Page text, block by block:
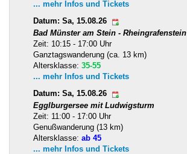
... mehr Infos und Tickets
Datum: Sa, 15.08.26
Bad Münster am Stein - Rheingrafenstein
Zeit: 10:15 - 17:00 Uhr
Ganztagswanderung (ca. 13 km)
Altersklasse: 35-55
... mehr Infos und Tickets
Datum: Sa, 15.08.26
Egglburgersee mit Ludwigsturm
Zeit: 11:00 - 17:00 Uhr
Genußwanderung (13 km)
Altersklasse: ab 45
... mehr Infos und Tickets